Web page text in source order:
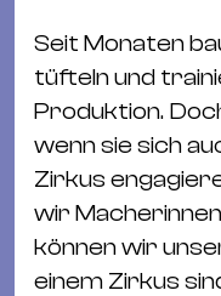
Seit Monaten
tüfteln und
Produktion.
wenn sie sich
Zirkus
wir
können wir
einem Zirkus